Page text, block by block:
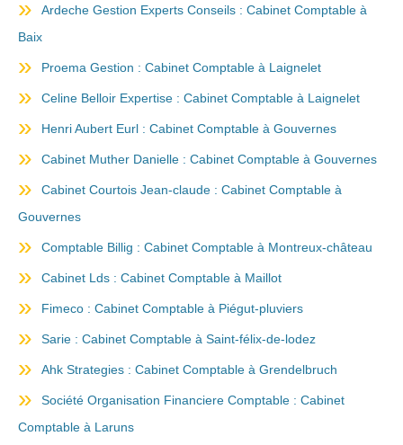
Ardeche Gestion Experts Conseils : Cabinet Comptable à
Baix
Proema Gestion : Cabinet Comptable à Laignelet
Celine Belloir Expertise : Cabinet Comptable à Laignelet
Henri Aubert Eurl : Cabinet Comptable à Gouvernes
Cabinet Muther Danielle : Cabinet Comptable à Gouvernes
Cabinet Courtois Jean-claude : Cabinet Comptable à
Gouvernes
Comptable Billig : Cabinet Comptable à Montreux-château
Cabinet Lds : Cabinet Comptable à Maillot
Fimeco : Cabinet Comptable à Piégut-pluviers
Sarie : Cabinet Comptable à Saint-félix-de-lodez
Ahk Strategies : Cabinet Comptable à Grendelbruch
Société Organisation Financiere Comptable : Cabinet
Comptable à Laruns